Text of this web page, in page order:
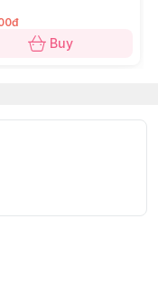
phóng miền Nam
2025. Thiết kế
Nhân dân Việt
lực lượng.
Buy